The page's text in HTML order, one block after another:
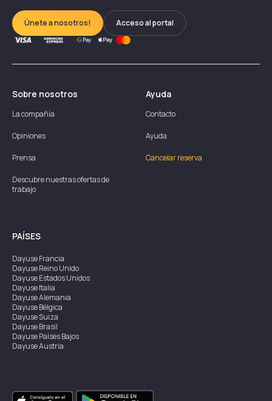
Únete a nosotros! Acceso al portal
Sobre nosotros
La compañía
Opiniones
Prensa
Descubre nuestras ofertas de
trabajo
Ayuda
Contacto
Ayuda
Cancelar reserva
PAÍSES
DayuseFrancia
DayuseReino Unido
DayuseEstados Unidos
DayuseItalia
DayuseAlemania
DayuseBélgica
DayuseSuiza
DayuseBrasil
DayusePaíses Bajos
DayuseAustria
DayuseSingapur